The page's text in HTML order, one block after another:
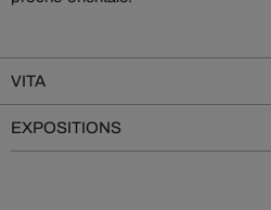
VITA
EXPOSITIONS